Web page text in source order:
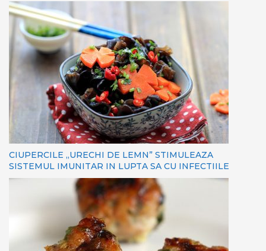
CIUPERCILE „URECHI DE LEMN” STIMULEAZA
SISTEMUL IMUNITAR IN LUPTA SA CU INFECTIILE